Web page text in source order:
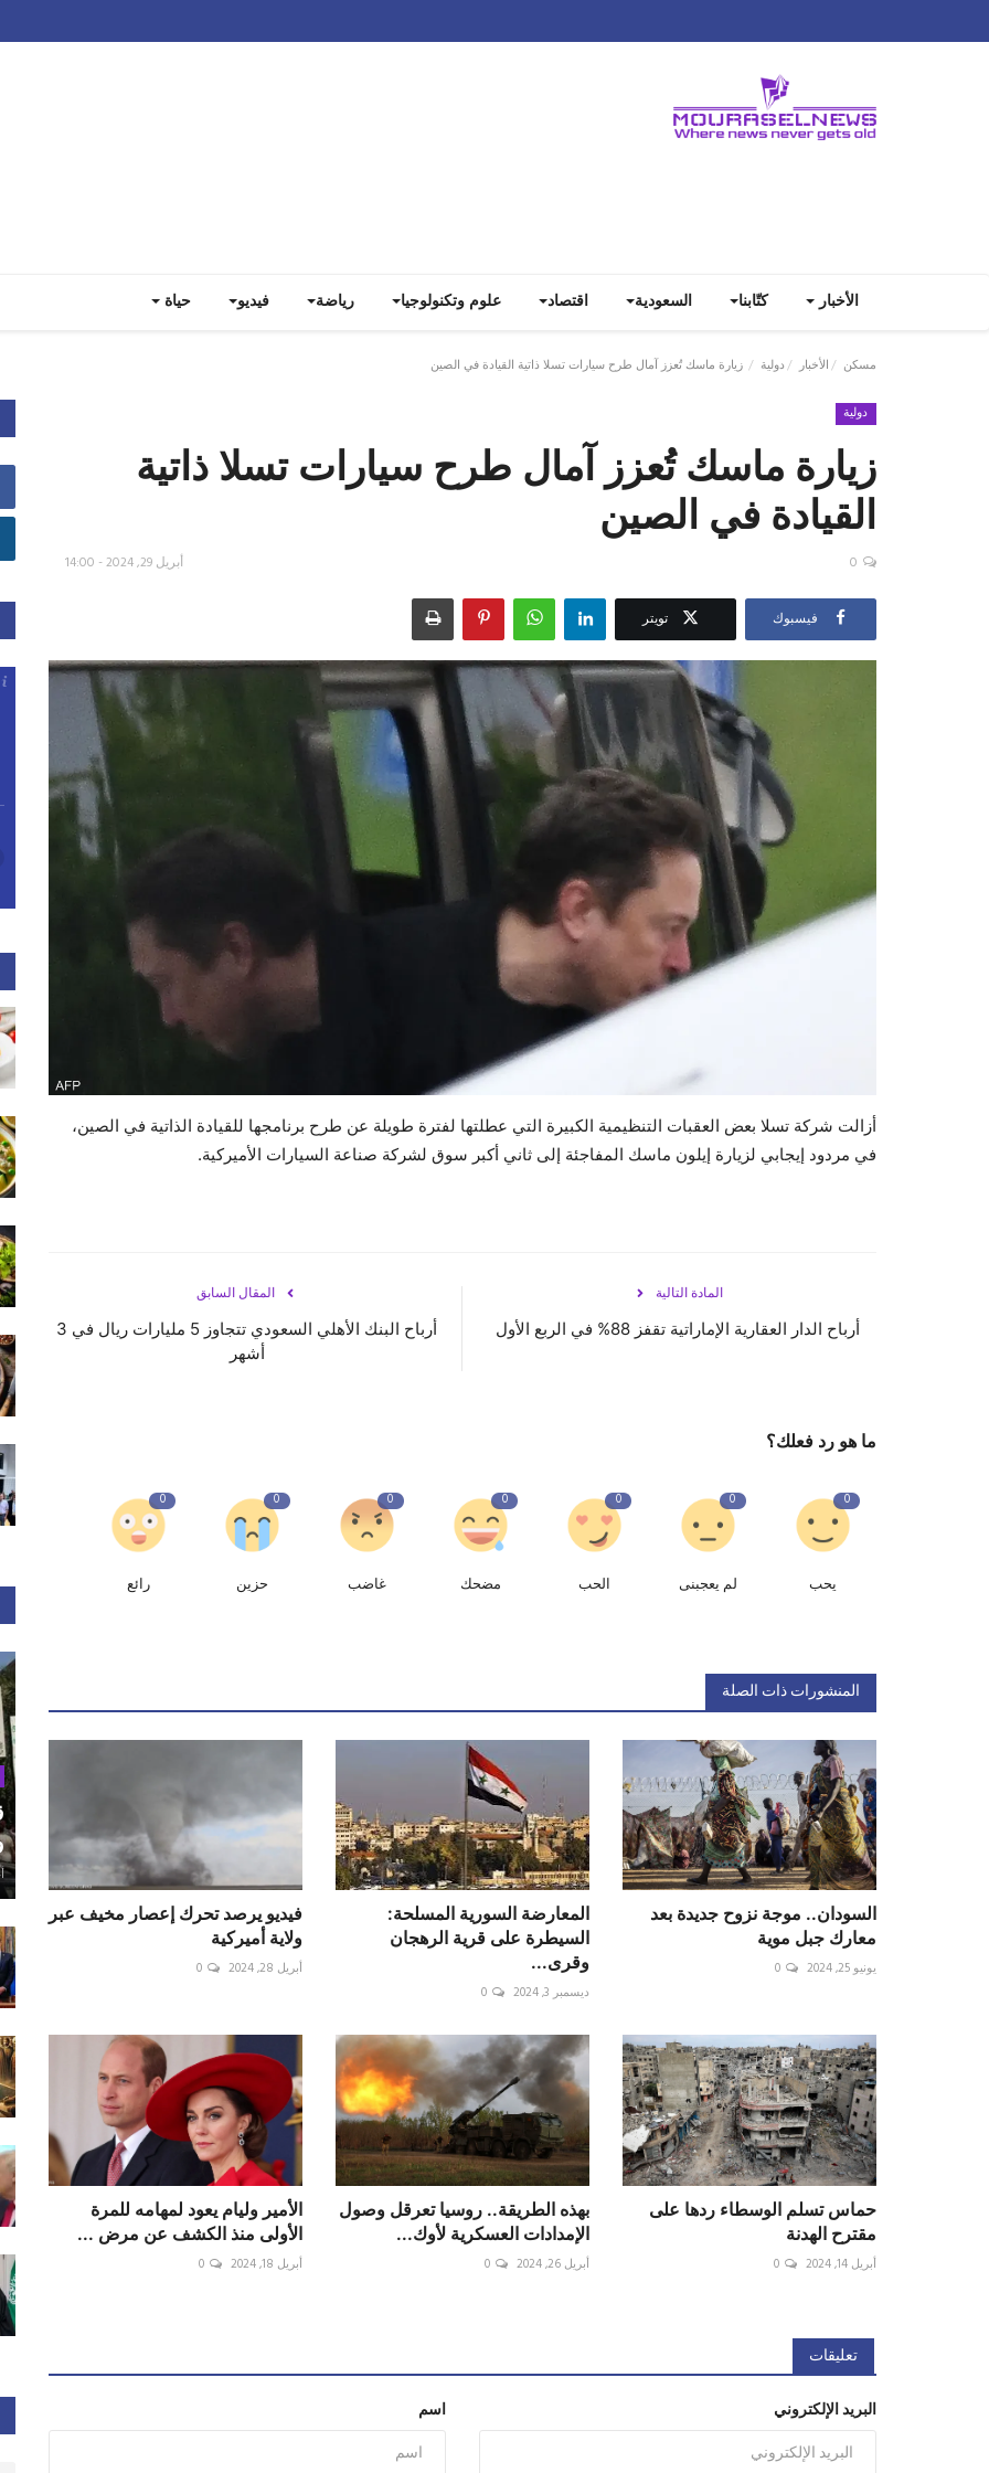
الأخبار كتّابنا السعودية اقتصاد علوم وتكنولوجيا رياضة فيديو حياة
مسكن الأخبار دولية زيارة ماسك تُعزز آمال طرح سيارات تسلا ذاتية القيادة في الصين
دولية
زيارة ماسك تُعزز آمال طرح سيارات تسلا ذاتية
القيادة في الصين
أبريل 29, 2024 - 14:00 0
فيسبوك تويتر
أزالت شركة تسلا بعض العقبات التنظيمية الكبيرة التي عطلتها لفترة طويلة عن طرح برنامجها للقيادة الذاتية في الصين،
في مردود إيجابي لزيارة إيلون ماسك المفاجئة إلى ثاني أكبر سوق لشركة صناعة السيارات الأميركية.
المقال السابق
أرباح البنك الأهلي السعودي تتجاوز 5 مليارات ريال في 3
أشهر
المادة التالية
أرباح الدار العقارية الإماراتية تقفز 88% في الربع الأول
ما هو رد فعلك؟
0
يحب
0
لم يعجبنى
0
الحب
0
مضحك
0
غاضب
0
حزين
0
رائع
المنشورات ذات الصلة
السودان.. موجة نزوح جديدة بعد
معارك جبل موية
يونيو 25, 2024 0
المعارضة السورية المسلحة:
السيطرة على قرية الرهجان
وقرى...
ديسمبر 3, 2024 0
فيديو يرصد تحرك إعصار مخيف عبر
ولاية أميركية
أبريل 28, 2024 0
حماس تسلم الوسطاء ردها على
مقترح الهدنة
أبريل 14, 2024 0
بهذه الطريقة.. روسيا تعرقل وصول
الإمدادات العسكرية لأوك...
أبريل 26, 2024 0
الأمير وليام يعود لمهامه للمرة
الأولى منذ الكشف عن مرض ...
أبريل 18, 2024 0
تعليقات
اسم البريد الإلكتروني